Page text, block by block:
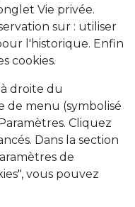
Vie privée.
sur : utiliser
l'historique. Enfin
cookies.
droite du
de menu (symbolisé
Cliquez
Dans la section
de
vous pouvez